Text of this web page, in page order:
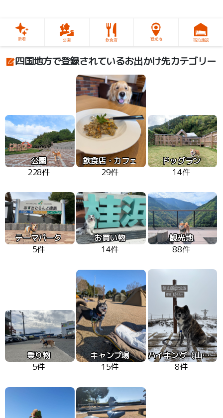
新着 公園 飲食店 観光地 宿泊施設
四国地方で登録されているお出かけ先カテゴリー
公園
228件
飲食店・カフェ
29件
ドッグラン
14件
テーマパーク
5件
お買い物
14件
観光地
88件
乗り物
5件
キャンプ場
15件
ハイキング（山、高原）
8件